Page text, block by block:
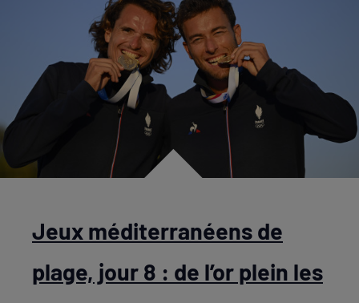
Jeux méditerranéens de
plage, jour 8 : de l’or plein les